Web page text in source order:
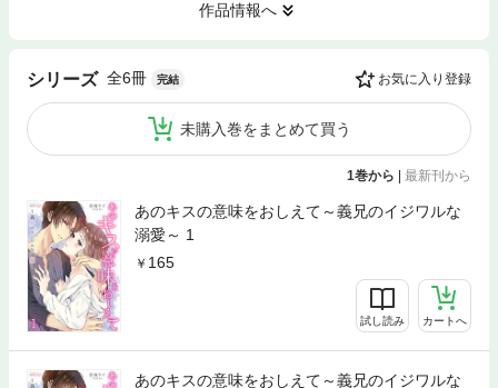
作品情報へ
シリーズ 全6冊 完結 お気に入り登録
未購入巻をまとめて買う
1巻から | 最新刊から
あのキスの意味をおしえて～義兄のイジワルな
溺愛～ 1
165
試し読み カートへ
あのキスの意味をおしえて～義兄のイジワルな